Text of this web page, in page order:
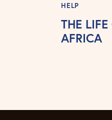
n
a
t
HELP
THE
AFRICA